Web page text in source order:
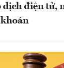
dịch điện tử,